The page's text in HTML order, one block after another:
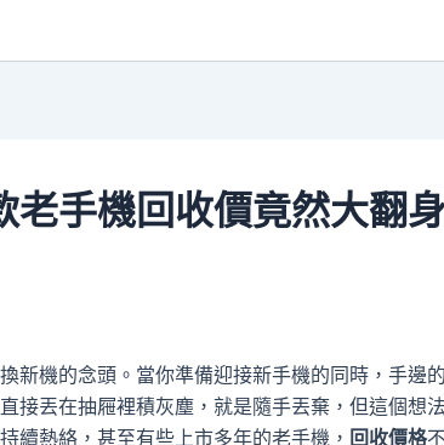
手機回收價竟然大翻身
新機的念頭。當你準備迎接新手機的同時，手邊
接丟在抽屜裡積灰塵，就是隨手丟棄，但這個想
續熱絡，甚至有些上市多年的老手機， 回收價格